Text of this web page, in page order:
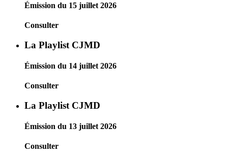
Émission du 15 juillet 2026
Consulter
La Playlist CJMD
Émission du 14 juillet 2026
Consulter
La Playlist CJMD
Émission du 13 juillet 2026
Consulter